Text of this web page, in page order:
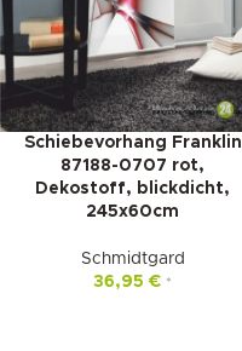
Schiebevorhang Franklin
87188-0707 rot,
Dekostoff, blickdicht,
245x60cm
Schmidtgard
36,95 € *